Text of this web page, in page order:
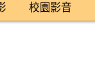
校園影音